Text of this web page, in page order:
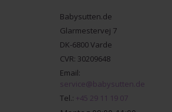
Babysutten.de
Glarmestervej 7
DK-6800 Varde
CVR: 30209648
Email:
service@babysutten.de
Tel.: +45 29 11 19 07